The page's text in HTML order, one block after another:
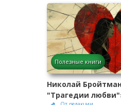
Полезные книги
Николай
"Трагедии